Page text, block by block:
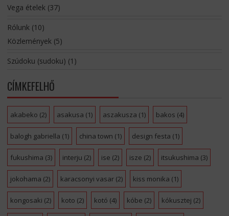
Vega ételek(37)
Rólunk(10)
Közlemények(5)
Szúdoku (sudoku) (1)
CÍMKEFELHŐ
akabeko (2) asakusa (1) aszakusza (1) bakos (4)
balogh gabriella (1) china town (1) design festa (1)
fukushima (3) interju (2) ise (2) isze (2) itsukushima (3)
jokohama (2) karacsonyi vasar(2) kiss monika (1)
kongosaki (2) koto (2) kotó (4) kóbe (2) kókusztej (2)